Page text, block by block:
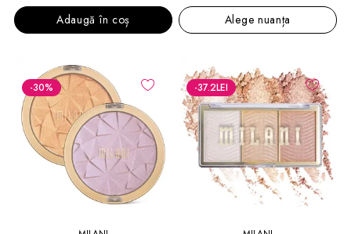
Adaugă în coș
Alege nuanța
-30% -37.2LEI